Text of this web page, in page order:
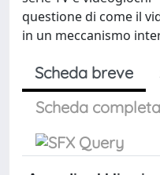
questione di come il
in un meccanismo
Scheda breve
Scheda